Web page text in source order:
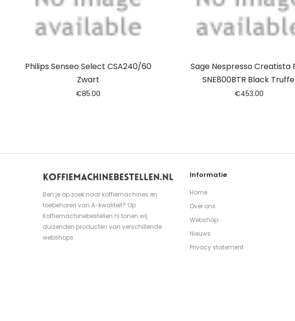
Philips Senseo Select CSA240/60
Zwart
€85.00
Sage Nespresso Creatista
SNE800BTR Black
€453.00
Ben je op zoek naar koffiemachines en
toebehoren van A-kwaliteit? Op
Koffiemachinebestellen.nl tonen wij
duizenden producten van verschillende
webshops.
Informatie
Home
Over ons
Webshop
Nieuws
Privacy statement